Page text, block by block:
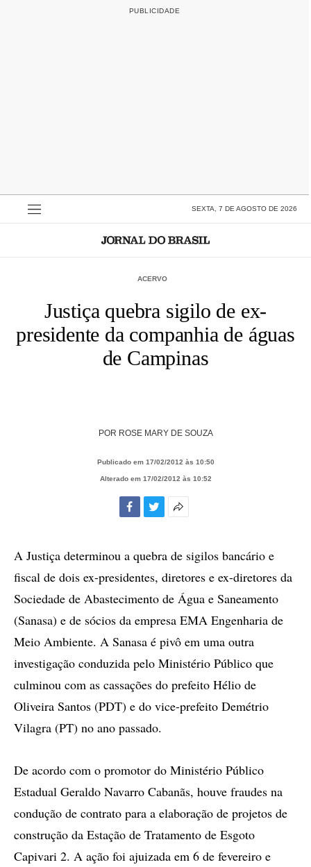
SEXTA, 7 DE AGOSTO DE 2026
ACERVO
Justiça quebra sigilo de ex-
presidente da companhia de águas
de Campinas
POR ROSE MARY DE SOUZA
Publicado em 17/02/2012 às 10:50
Alterado em 17/02/2012 às 10:52
compartilhamento
A Justiça determinou a quebra de sigilos bancário e
fiscal de dois ex-presidentes, diretores e ex-diretores da
Sociedade de Abastecimento de Água e Saneamento
(Sanasa) e de sócios da empresa EMA Engenharia de
Meio Ambiente. A Sanasa é pivô em uma outra
investigação conduzida pelo Ministério Público que
culminou com as cassações do prefeito Hélio de
Oliveira Santos (PDT) e do vice-prefeito Demétrio
Vilagra (PT) no ano passado.
De acordo com o promotor do Ministério Público
Estadual Geraldo Navarro Cabanãs, houve fraudes na
condução de contrato para a elaboração de projetos de
construção da Estação de Tratamento de Esgoto
Capivari 2. A ação foi ajuizada em 6 de fevereiro e